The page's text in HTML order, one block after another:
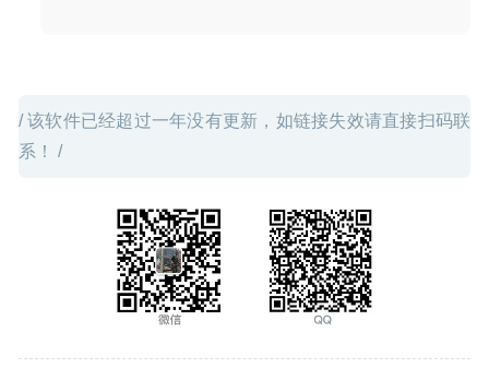
/ 该软件已经超过一年没有更新，如链接失效请直接扫码联
系！ /